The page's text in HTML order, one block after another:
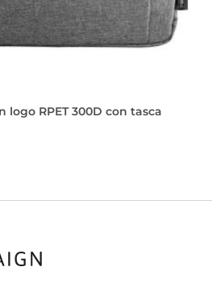
RPET 300D con tasca